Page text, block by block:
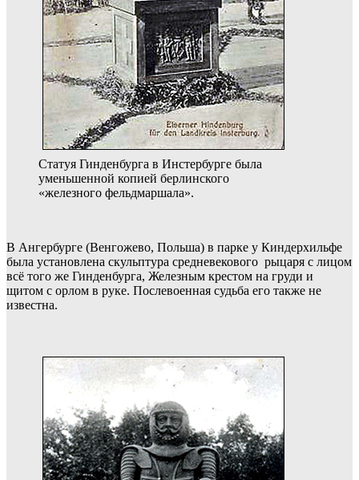
Статуя Гинденбурга в Инстербурге была
уменьшенной копией берлинского
«железного фельдмаршала».
В Ангербурге (Венгожево, Польша) в парке у Киндерхильфе
была установлена скульптура средневекового рыцаря с лицом
всё того же Гинденбурга, Железным крестом на груди и
щитом с орлом в руке. Послевоенная судьба его также не
известна.